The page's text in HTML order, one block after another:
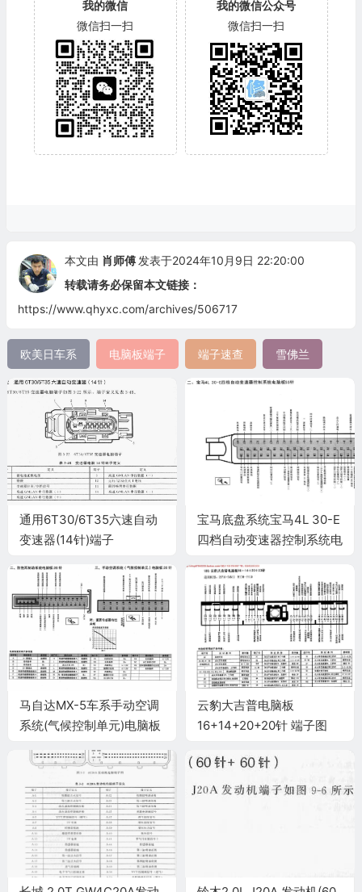
我的微信
微信扫一扫
我的微信公众号
微信扫一扫
本文由 肖师傅 发表于2024年10月9日 22:20:00
转载请务必保留本文链接：
https://www.qhyxc.com/archives/506717
欧美日车系 电脑板端子 端子速查 雪佛兰
通用6T30/6T35六速自动
变速器(14针)端子
宝马底盘系统宝马4L 30-E
四档自动变速器控制系统电
马自达MX-5车系手动空调
系统(气候控制单元)电脑板
云豹大吉普电脑板
16+14+20+20针 端子图